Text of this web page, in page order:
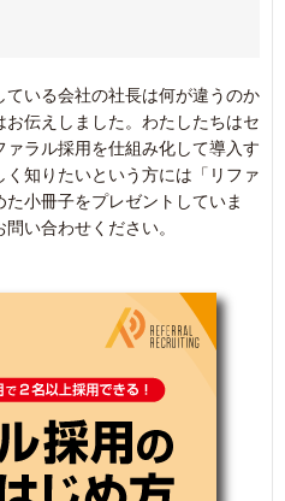
いる会社の社長は何が違うのか
伝えしました。わたしたちはセ
ァラル採用を仕組み化して導入す
知りたいという方には「リファ
小冊子をプレゼントしていま
問い合わせください。